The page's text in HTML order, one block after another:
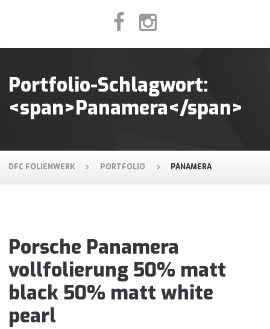
Portfolio-Schlagwort:
<span>Panamera</span>
DFC FOLIENWERK PORTFOLIO PANAMERA
Porsche Panamera
vollfolierung 50% matt
black 50% matt white
pearl